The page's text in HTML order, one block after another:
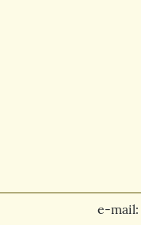
e-mail: